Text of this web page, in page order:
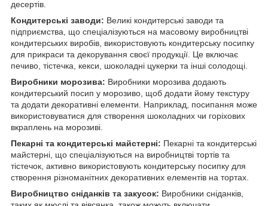
десертів.
Кондитерські заводи: Великі кондитерські заводи та
підприємства, що спеціалізуються на масовому виробництві
кондитерських виробів, використовують кондитерську посипку
для прикраси та декорування своєї продукції. Це включає
печиво, тістечка, кекси, шоколадні цукерки та інші солодощі.
Виробники морозива: Виробники морозива додають
кондитерський посип у морозиво, щоб додати йому текстуру
та додати декоративні елементи. Наприклад, посипання може
використовуватися для створення шоколадних чи горіхових
вкраплень на морозиві.
Пекарні та кондитерські майстерні: Пекарні та кондитерські
майстерні, що спеціалізуються на виробництві тортів та
тістечок, активно використовують кондитерську посипку для
створення різноманітних декоративних елементів на тортах.
Виробництво сніданків та закусок: Виробники сніданків,